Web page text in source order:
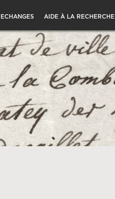
ECHANGES AIDE À LA RECHERCHE